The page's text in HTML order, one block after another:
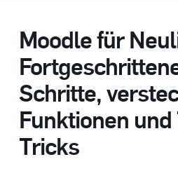
Moodle für
Schritte,
Funktionen
Tricks